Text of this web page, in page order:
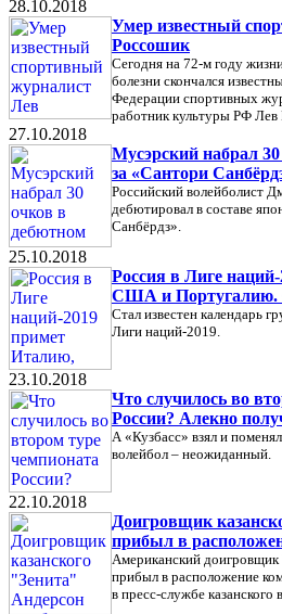
28.10.2018
Умер известный
Россошик
Сегодня на 72-м году
болезни скончался
Федерации спортивных
работник культуры РФ
27.10.2018
Мусэрский набрал
за «Сантори
Российский волейболист
дебютировал в составе
Санбёрдз».
25.10.2018
Россия в Лиге
США и Португалию.
Стал известен календарь
Лиги наций-2019.
23.10.2018
Что случилось во
России? Алекно
А «Кузбасс» взял и
волейбол – неожиданный.
22.10.2018
Доигровщик
прибыл в
Американский
прибыл в расположение
в пресс-службе казанского